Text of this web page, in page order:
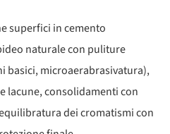
superfici in cemento
naturale con puliture
basici, microaerabrasivatura),
lacune, consolidamenti con
dei cromatismi con